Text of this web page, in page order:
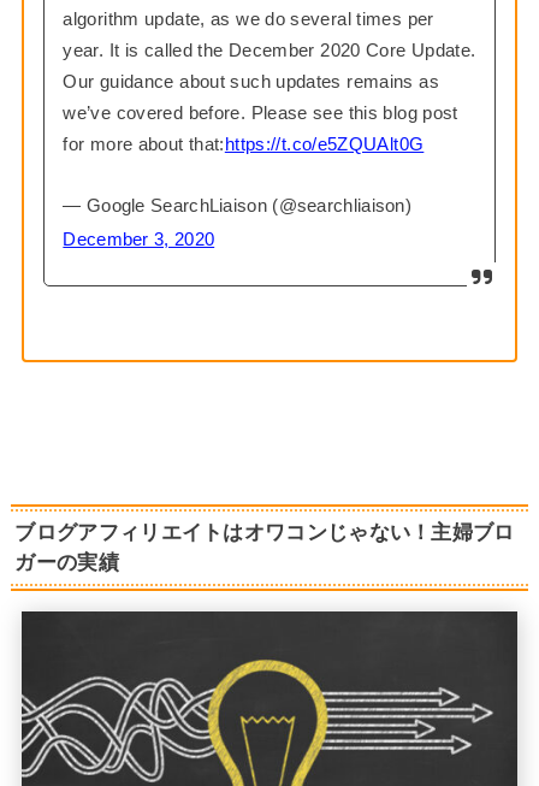
algorithm update, as we do several times per
year. It is called the December 2020 Core Update.
Our guidance about such updates remains as
we’ve covered before. Please see this blog post
for more about that: https://t.co/e5ZQUAlt0G
— Google SearchLiaison (@searchliaison)
December 3, 2020
ブログアフィリエイトはオワコンじゃない！主婦ブロ
ガーの実績